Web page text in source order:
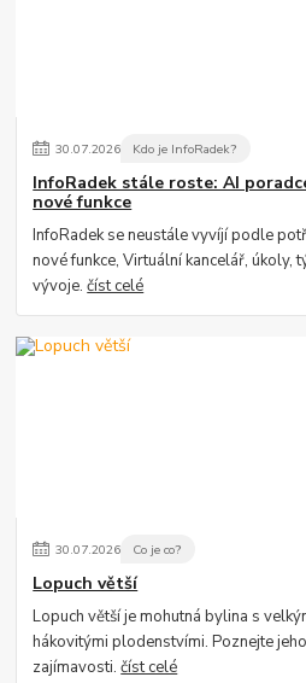
30.07.2026 Kdo je InfoRadek?
InfoRadek stále roste: AI
nové funkce
InfoRadek se neustále vyvíjí podle
nové funkce, Virtuální kancelář, úkoly,
vývoje.číst celé
30.07.2026 Co je co?
Lopuch větší
Lopuch větší je mohutná bylina s
hákovitými plodenstvími. Poznejte
zajímavosti.číst celé